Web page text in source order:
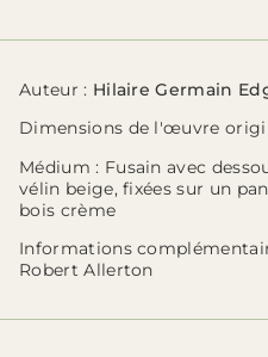
Auteur : Hilaire Germain
Dimensions de l'œuvre
Médium : Fusain avec
vélin beige, fixées sur un
bois crème
Informations
Robert Allerton